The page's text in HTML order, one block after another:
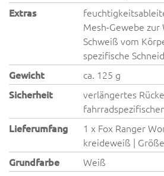
Extras
Mesh-Gewebe
Schweiß vom
spezifische
Gewicht
ca. 125 g
Sicherheit
verlängertes
Lieferumfang
1 x Fox Ranger
kreideweiß | Größe
Grundfarbe
Weiß